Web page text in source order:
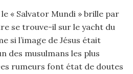
« Salvator Mundi » brille par
se trouve-il sur le yacht du
si l’image de Jésus était
des musulmans les plus
rumeurs font état de doutes